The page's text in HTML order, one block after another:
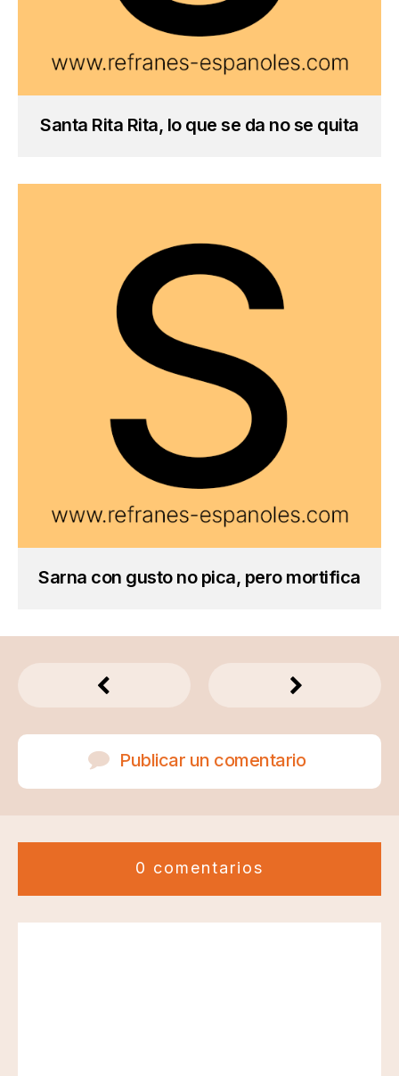
Santa Rita Rita, lo que se da no se quita
Sarna con gusto no pica, pero mortifica
Publicar un comentario
0 comentarios